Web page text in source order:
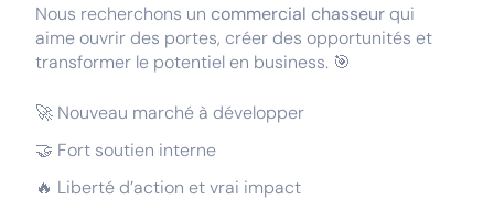
Nous recherchons un commercial chasseur qui
aime ouvrir des portes, créer des opportunités et
transformer le potentiel en business. 🎯
🚀 Nouveau marché à développer
🤝 Fort soutien interne
🔥 Liberté d’action et vrai impact